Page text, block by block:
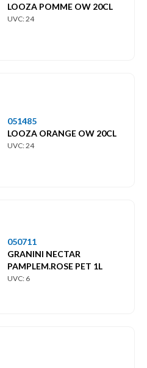
LOOZA POMME OW 20CL
UVC: 24
051485
LOOZA ORANGE OW 20CL
UVC: 24
050711
GRANINI NECTAR
PAMPLEM.ROSE PET 1L
UVC: 6